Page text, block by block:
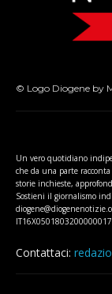
© Logo Diogene by
Un vero quotidiano
che da una parte
storie inchieste,
Sostieni il giornalismo
Contattaci: